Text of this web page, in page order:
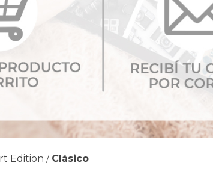
Edition / Clásico